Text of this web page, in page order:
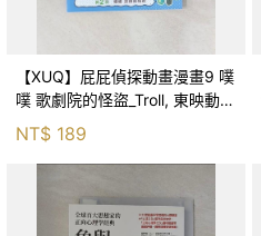
【XUQ】屁屁偵探動畫漫畫9 噗
噗 歌劇院的怪盜_Troll, 東映動畫
株式會社, 張東君
NT$ 189